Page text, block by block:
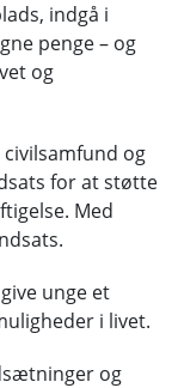
indgå i
penge – og
og
og
for at støtte
Med
unge et
i livet.
og